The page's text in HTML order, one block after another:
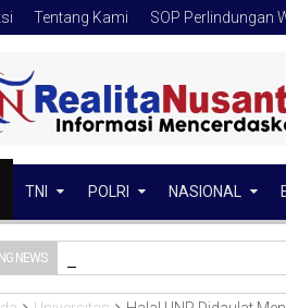
Tentang Kami SOP Perlindungan
TNI POLRI NASIONAL
NEWS